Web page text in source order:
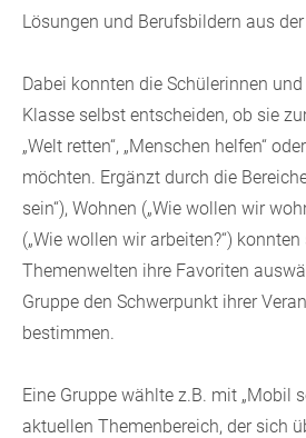
Lösungen und Berufsbildern aus der
Dabei konnten die Schülerinnen
Klasse selbst entscheiden, ob sie
„Welt retten“, „Menschen helfen“
möchten. Ergänzt durch die
sein“), Wohnen („Wie wollen wir
(„Wie wollen wir arbeiten?“)
Themenwelten ihre Favoriten
Gruppe den Schwerpunkt ihrer
bestimmen.
Eine Gruppe wählte z.B. mit „Mobil
aktuellen Themenbereich, der sich